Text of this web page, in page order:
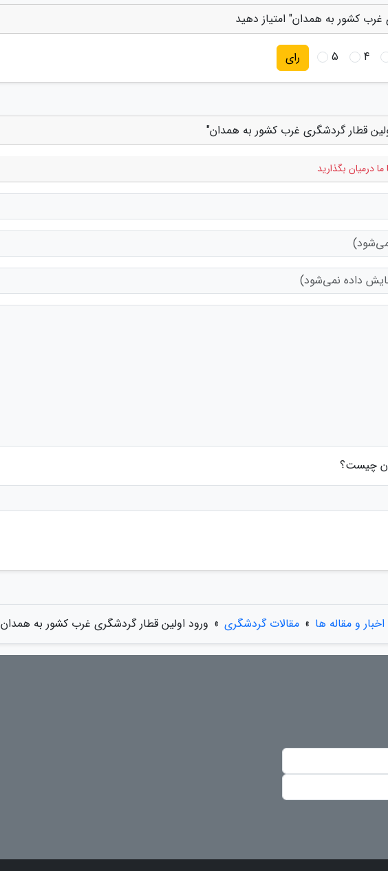
غرب کشور به همدان" امتیاز دهید
4
5 رای
قطار گردشگری غرب کشور به همدان"
درمیان بگذارید
چیست؟
و مقاله ها » مقالات گردشگری » ورود اولین قطار گردشگری غرب کشور به همدان